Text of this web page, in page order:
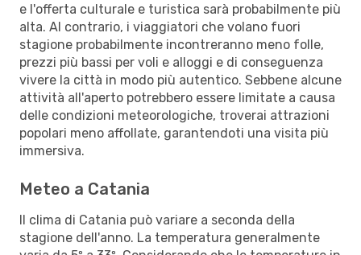
e l'offerta culturale e turistica sarà probabilmente più
alta. Al contrario, i viaggiatori che volano fuori
stagione probabilmente incontreranno meno folle,
prezzi più bassi per voli e alloggi e di conseguenza
vivere la città in modo più autentico. Sebbene alcune
attività all'aperto potrebbero essere limitate a causa
delle condizioni meteorologiche, troverai attrazioni
popolari meno affollate, garantendoti una visita più
immersiva.
Meteo a Catania
Il clima di Catania può variare a seconda della
stagione dell'anno. La temperatura generalmente